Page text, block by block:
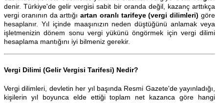
denir. Türkiye'de gelir vergisi sabit bir oranda değil, kazanç arttıkça
vergi oranının da arttığıartan oranlı tarifeye (vergi dilimleri) göre
hesaplanır. Yıl içinde maaşınızın neden düştüğünü anlamak veya
işletmenizin dönem sonu vergi yükünü öngörmek için vergi dilimi
hesaplama mantığını iyi bilmeniz gerekir.
Vergi Dilimi (Gelir Vergisi Tarifesi) Nedir?
Vergi dilimleri, devletin her yıl başında Resmi Gazete'de yayınladığı,
kişilerin yıl boyunca elde ettiği toplam net kazanca göre hangi